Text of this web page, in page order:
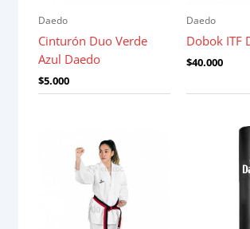
Daedo
Cinturón Duo Verde
Azul Daedo
$5.000
Daedo
Dobok ITF
$40.000